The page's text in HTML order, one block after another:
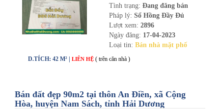
Tình trạng: Đang đăng bán
Pháp lý: Sổ Hồng Đầy Đủ
Lượt xem: 2896
Ngày đăng: 17-04-2023
Loại tin: Bán nhà mặt phố
D.TÍCH: 42 M² | LIÊN HỆ ( trên căn nhà )
Bán đất đẹp 90m2 tại thôn An Điền, xã Cộng
Hòa, huyện Nam Sách, tỉnh Hải Dương